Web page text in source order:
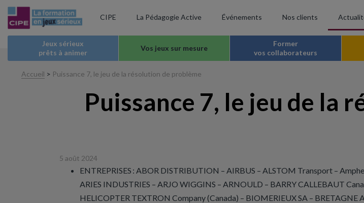
CIPE La Pédagogie Active Événements Nos clients
Jeux sérieux
prêts à animer
Vos jeux sur mesure
Former
vos collaborateurs
Accueil > Puissance 7, le jeu de la résolution de problème
Puissance 7, le jeu de la
5 août 2024
ENTREPRISES : ABOR DISTRIBUTION – AIRBUS – ALSTOM Transport –
ARIES INDUSTRIES – ARJO WIGGINS – ARNOULD – BARRY CALLEBAUT
HELICOPTER TEXTRON Company (Canada) – BIOMERIEUX SA – BRETAGNE